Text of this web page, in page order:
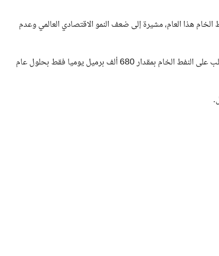
هذا العام، مشيرة إلى ضعف النمو الاقتصادي العالمي وعدم
وتتوقع الوكالة، التي تضم أيضا الدول الصناعية، أن يرتفع الطلب على النفط الخام بمقدار 680 ألف برميل يوميا فقط بحلول عام